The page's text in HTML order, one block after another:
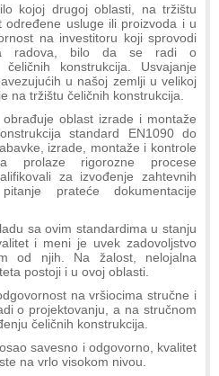
kojoj drugoj oblasti, na tržištu
određene usluge ili proizvoda i u
na investitoru koji sprovodi
radova, bilo da se radi o
konstrukcija. Usvajanje
u našoj zemlji u velikoj
na tržištu čeličnih konstrukcija.
oblast izrade i montaže
standard EN1090 do
izrade, montaže i kontrole
prolaze rigorozne procese
za izvođenje zahtevnih
prateće dokumentacije
sa ovim standardima u stanju
i meni je uvek zadovoljstvo
od njih. Na žalost, nelojalna
postoji i u ovoj oblasti.
na vršiocima stručne i
o projektovanju, a na stručnom
čeličnih konstrukcija.
savesno i odgovorno, kvalitet
na vrlo visokom nivou.